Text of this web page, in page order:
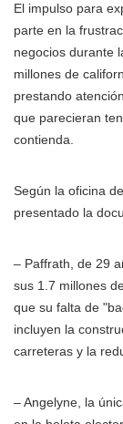
El impulso para
parte en la
negocios durante
millones de
prestando
que parecieran
contienda.
Según la oficina
presentado la
– Paffrath, de 29
sus 1.7 millones
que su falta de
incluyen la
carreteras y la
– Angelyne, la